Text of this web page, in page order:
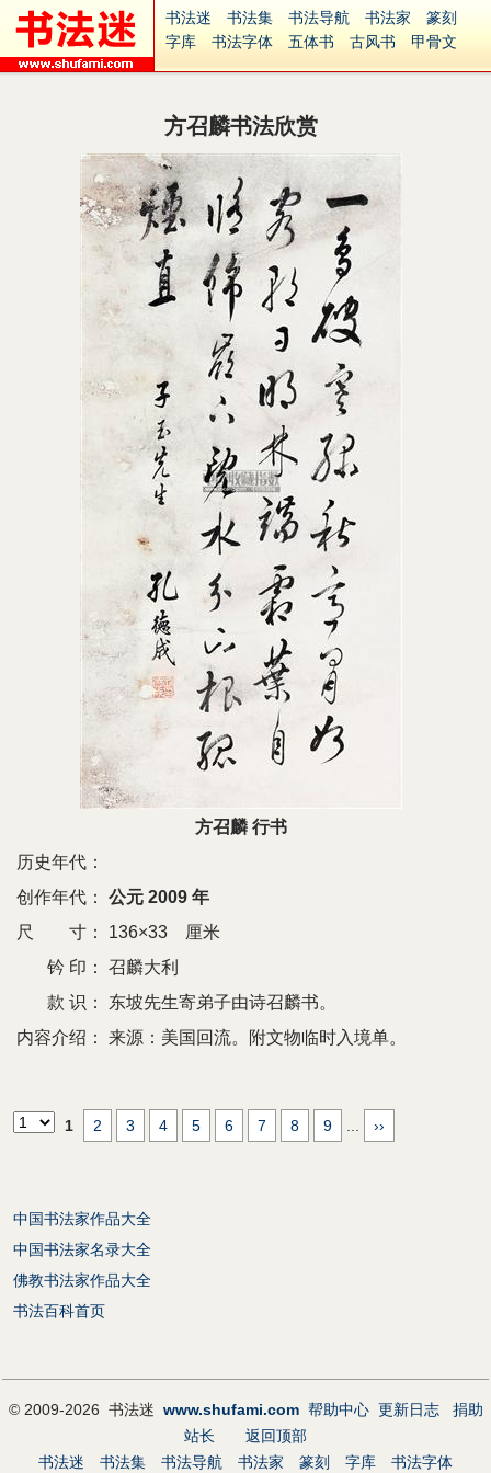
书法迷 书法集 书法导航 书法家
篆刻
字库
书法字体 五体书 古风书
甲骨文
集字
字形 大字 篆刻之家
古籍
中医 象棋 游戏
起名
英语 签名
字体下载
免费字体
Ai矢量
P图宝 南无阿弥陀佛
安全网站
捐赠 繁體版
方召麟书法欣赏
方召麟 行书
历史年代：
创作年代：
公元 2009 年
尺 寸：
136×33 厘米
钤 印：
召麟大利
款 识：
东坡先生寄弟子由诗召麟书。
内容介绍：
来源：美国回流。附文物临时入境单。
1 2 3 4 5 6 7 8 9 ››
中国书法家作品大全
中国书法家名录大全
佛教书法家作品大全
书法百科首页
© 2009-2026 书法迷 www.shufami.com 帮助中心 更新日志
捐助
站长
返回顶部
书法迷
书法集 书法导航 书法家 篆刻 字库 书法字体